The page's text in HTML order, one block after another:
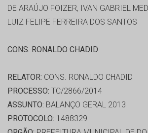
DE ARAÚJO FOIZER, IVAN GABRIEL
LUIZ FELIPE FERREIRA DOS SANTOS
CONS. RONALDO CHADID
RELATOR: CONS. RONALDO CHADID
PROCESSO: TC/2866/2014
ASSUNTO: BALANÇO GERAL 2013
PROTOCOLO: 1488329